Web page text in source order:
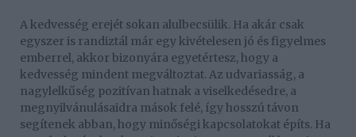
A kedvesség erejét sokan alulbecsülik. Ha akár csak
egyszer is randiztál már egy kivételesen jó és figyelmes
emberrel, akkor bizonyára egyetértesz, hogy a
kedvesség mindent megváltoztat. Az udvariasság, a
nagylelkűség pozitívan hatnak a viselkedésedre, a
megnyilvánulásaidra mások felé, így hosszú távon
segítenek abban, hogy minőségi kapcsolatokat építs. Ha